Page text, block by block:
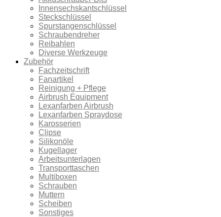
Innensechskantschlüssel
Steckschlüssel
Spurstangenschlüssel
Schraubendreher
Reibahlen
Diverse Werkzeuge
Zubehör
Fachzeitschrift
Fanartikel
Reinigung + Pflege
Airbrush Equipment
Lexanfarben Airbrush
Lexanfarben Spraydose
Karosserien
Clipse
Silikonöle
Kugellager
Arbeitsunterlagen
Transporttaschen
Multiboxen
Schrauben
Muttern
Scheiben
Sonstiges